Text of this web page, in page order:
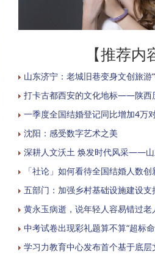
【推荐内
山东济宁：老城旧巷变身文创旅游
打卡古都西安的文化地标——陕西
一季度全国结婚登记同比增加4万
沈阳：感受数字艺术之美
深耕人文沃土 焕发时代风采——
「社论」如何看待全国结婚人数创
五部门：加强乡村基础设施建设支
黄永玉病逝，说年轻人容易错过老
中考试卷出现彩礼题算不算“超标
学习力教育中心发布首个基于底层